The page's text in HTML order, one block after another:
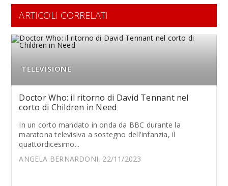
ARTICOLI CORRELATI
TELEVISIONE
Doctor Who: il ritorno di David Tennant nel
corto di Children in Need
In un corto mandato in onda da BBC durante la
maratona televisiva a sostegno dell'infanzia, il
quattordicesimo...
ANGELA BERNARDONI, 22/11/2023